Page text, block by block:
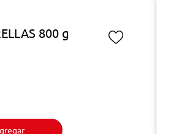
800 g